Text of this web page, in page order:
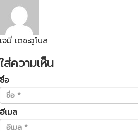
เจมี่ เตชะอูโบล
ใส่ความเห็น
ชื่อ
อีเมล